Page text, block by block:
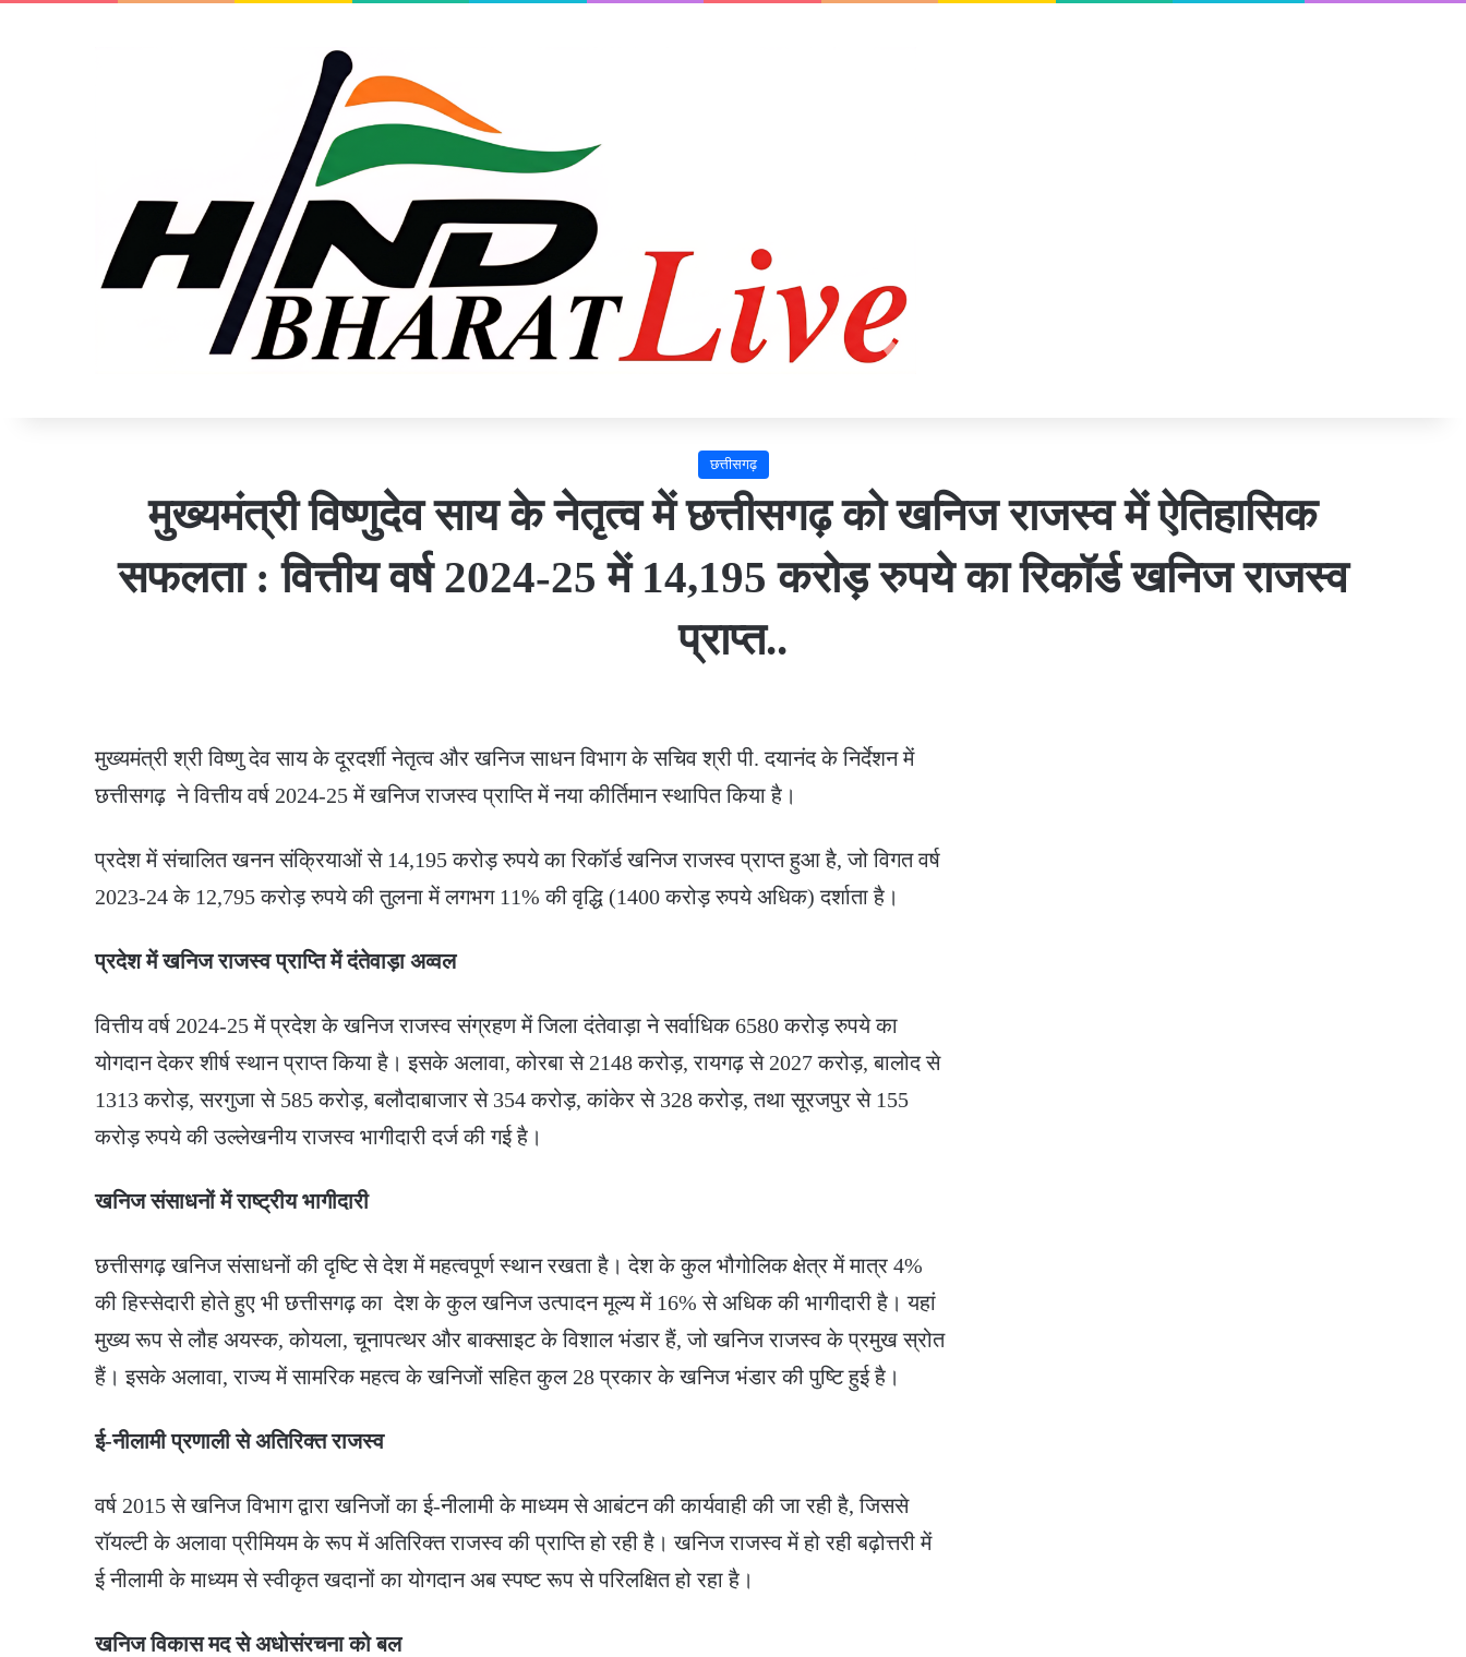
छत्तीसगढ़
मुख्यमंत्री विष्णुदेव साय के नेतृत्व में छत्तीसगढ़ को खनिज राजस्व में ऐतिहासिक
सफलता : वित्तीय वर्ष 2024-25 में 14,195 करोड़ रुपये का रिकॉर्ड खनिज राजस्व
प्राप्त..
मुख्यमंत्री श्री विष्णु देव साय के दूरदर्शी नेतृत्व और खनिज साधन विभाग के सचिव श्री पी. दयानंद के निर्देशन में
छत्तीसगढ़ ने वित्तीय वर्ष 2024-25 में खनिज राजस्व प्राप्ति में नया कीर्तिमान स्थापित किया है।
प्रदेश में संचालित खनन संक्रियाओं से 14,195 करोड़ रुपये का रिकॉर्ड खनिज राजस्व प्राप्त हुआ है, जो विगत वर्ष
2023-24 के 12,795 करोड़ रुपये की तुलना में लगभग 11% की वृद्धि (1400 करोड़ रुपये अधिक) दर्शाता है।
प्रदेश में खनिज राजस्व प्राप्ति में दंतेवाड़ा अव्वल
वित्तीय वर्ष 2024-25 में प्रदेश के खनिज राजस्व संग्रहण में जिला दंतेवाड़ा ने सर्वाधिक 6580 करोड़ रुपये का
योगदान देकर शीर्ष स्थान प्राप्त किया है। इसके अलावा, कोरबा से 2148 करोड़, रायगढ़ से 2027 करोड़, बालोद से
1313 करोड़, सरगुजा से 585 करोड़, बलौदाबाजार से 354 करोड़, कांकेर से 328 करोड़, तथा सूरजपुर से 155
करोड़ रुपये की उल्लेखनीय राजस्व भागीदारी दर्ज की गई है।
खनिज संसाधनों में राष्ट्रीय भागीदारी
छत्तीसगढ़ खनिज संसाधनों की दृष्टि से देश में महत्वपूर्ण स्थान रखता है। देश के कुल भौगोलिक क्षेत्र में मात्र 4%
की हिस्सेदारी होते हुए भी छत्तीसगढ़ का देश के कुल खनिज उत्पादन मूल्य में 16% से अधिक की भागीदारी है। यहां
मुख्य रूप से लौह अयस्क, कोयला, चूनापत्थर और बाक्साइट के विशाल भंडार हैं, जो खनिज राजस्व के प्रमुख स्रोत
हैं। इसके अलावा, राज्य में सामरिक महत्व के खनिजों सहित कुल 28 प्रकार के खनिज भंडार की पुष्टि हुई है।
ई-नीलामी प्रणाली से अतिरिक्त राजस्व
वर्ष 2015 से खनिज विभाग द्वारा खनिजों का ई-नीलामी के माध्यम से आबंटन की कार्यवाही की जा रही है, जिससे
रॉयल्टी के अलावा प्रीमियम के रूप में अतिरिक्त राजस्व की प्राप्ति हो रही है। खनिज राजस्व में हो रही बढ़ोत्तरी में
ई नीलामी के माध्यम से स्वीकृत खदानों का योगदान अब स्पष्ट रूप से परिलक्षित हो रहा है।
खनिज विकास मद से अधोसंरचना को बल